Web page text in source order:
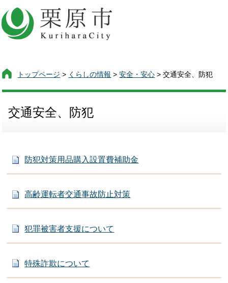
トップページ > くらしの情報 >安全・安心 > 交通安全、防犯
交通安全、防犯
防犯対策用品購入設置費補助金
高齢運転者交通事故防止対策
犯罪被害者支援について
特殊詐欺について